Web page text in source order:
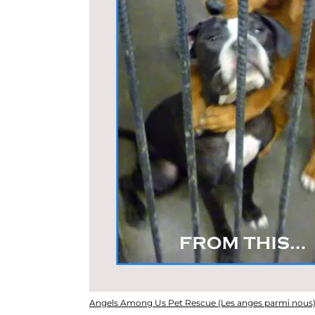
Angels Among Us Pet Rescue (Les anges parmi nous)